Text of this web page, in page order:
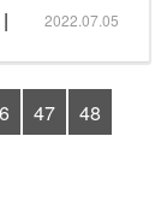
| 2022.07.05
47
48